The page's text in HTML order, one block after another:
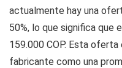
actualmente hay una
50%, lo que significa que
159.000 COP. Esta
fabricante como una